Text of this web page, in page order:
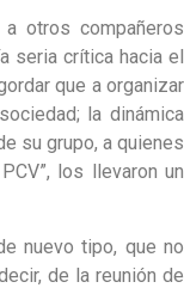
otros compañeros
seria crítica hacia el
que a organizar
la dinámica
su grupo, a quienes
los llevaron un
nuevo tipo, que no
de la reunión de